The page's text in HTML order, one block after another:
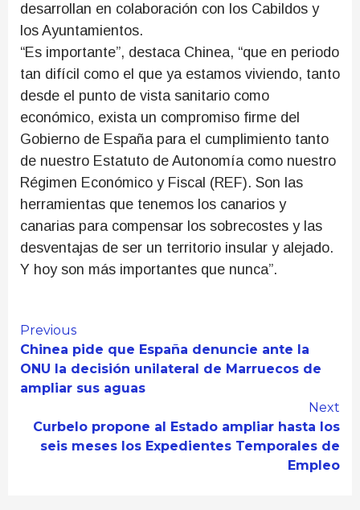
desarrollan en colaboración con los Cabildos y
los Ayuntamientos.
“Es importante”, destaca Chinea, “que en periodo
tan difícil como el que ya estamos viviendo, tanto
desde el punto de vista sanitario como
económico, exista un compromiso firme del
Gobierno de España para el cumplimiento tanto
de nuestro Estatuto de Autonomía como nuestro
Régimen Económico y Fiscal (REF). Son las
herramientas que tenemos los canarios y
canarias para compensar los sobrecostes y las
desventajas de ser un territorio insular y alejado.
Y hoy son más importantes que nunca”.
Continue
Reading
Previous
Chinea pide que España denuncie ante la
ONU la decisión unilateral de Marruecos de
ampliar sus aguas
Next
Curbelo propone al Estado ampliar hasta los
seis meses los Expedientes Temporales de
Empleo